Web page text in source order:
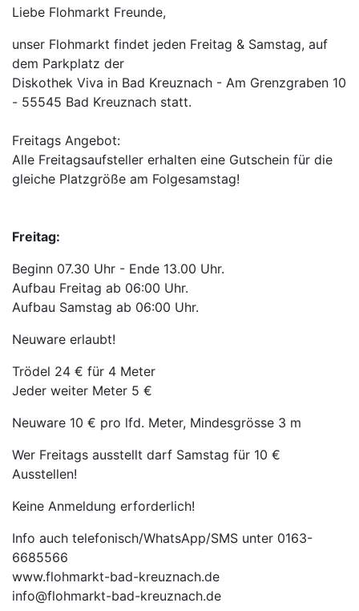
Liebe Flohmarkt Freunde,
unser Flohmarkt findet jeden Freitag & Samstag, auf
dem Parkplatz der
Diskothek Viva in Bad Kreuznach - Am Grenzgraben 10
- 55545 Bad Kreuznach statt.
Freitags Angebot:
Alle Freitagsaufsteller erhalten eine Gutschein für die
gleiche Platzgröße am Folgesamstag!
Freitag:
Beginn 07.30 Uhr - Ende 13.00 Uhr.
Aufbau Freitag ab 06:00 Uhr.
Aufbau Samstag ab 06:00 Uhr.
Neuware erlaubt!
Trödel 24 € für 4 Meter
Jeder weiter Meter 5 €
Neuware 10 € pro lfd. Meter, Mindesgrösse 3 m
Wer Freitags ausstellt darf Samstag für 10 €
Ausstellen!
Keine Anmeldung erforderlich!
Info auch telefonisch/WhatsApp/SMS unter 0163-
6685566
www.flohmarkt-bad-kreuznach.de
info@flohmarkt-bad-kreuznach.de